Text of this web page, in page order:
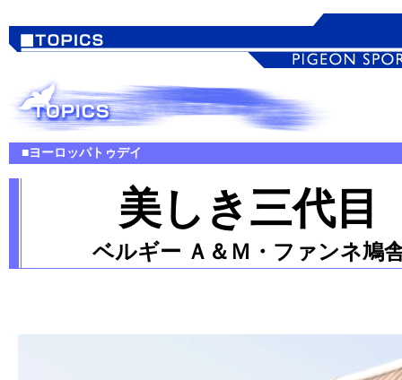
■ヨーロッパトゥデイ
美しき三代目
ベルギー Ａ＆Ｍ・ファンネ鳩